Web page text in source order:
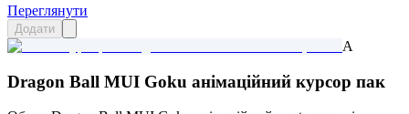
Переглянути
Додати
A
Dragon Ball MUI Goku анімаційний курсор пак